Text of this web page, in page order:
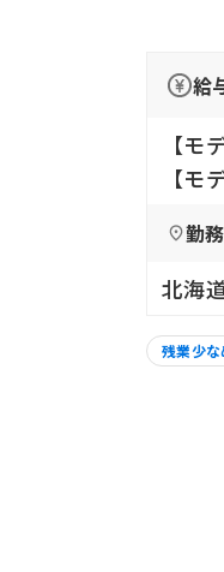
給
【モ
【
勤
北海
残業少な